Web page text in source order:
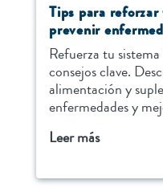
Tips para
prevenir
Refuerza tu
consejos clave.
alimentación y
enfermedades y
Leer más